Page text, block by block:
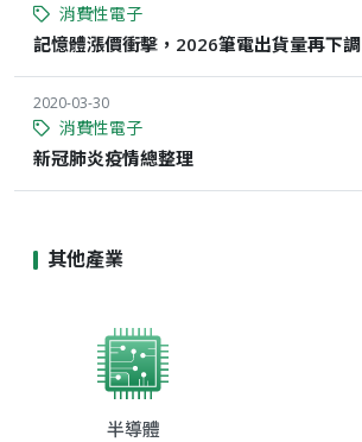
消費性電子
記憶體漲價衝擊，2026筆電出貨量再下調
2020-03-30
消費性電子
新冠肺炎疫情總整理
其他產業
半導體